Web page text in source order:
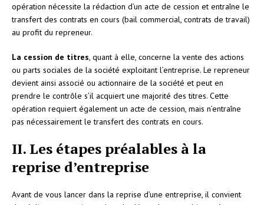
opération nécessite la rédaction d’un acte de cession et entraîne le
transfert des contrats en cours (bail commercial, contrats de travail)
au profit du repreneur.
La cession de titres, quant à elle, concerne la vente des actions
ou parts sociales de la société exploitant l’entreprise. Le repreneur
devient ainsi associé ou actionnaire de la société et peut en
prendre le contrôle s’il acquiert une majorité des titres. Cette
opération requiert également un acte de cession, mais n’entraîne
pas nécessairement le transfert des contrats en cours.
II. Les étapes préalables à la
reprise d’entreprise
Avant de vous lancer dans la reprise d’une entreprise, il convient